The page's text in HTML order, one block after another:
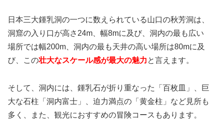
日本三大鍾乳洞の一つに数えられている山口の秋芳洞は、
洞窟の入り口が高さ24m、幅8mに及び、洞内の最も広い
場所では幅200m、洞内の最も天井の高い場所は80mに及
び、この壮大なスケール感が最大の魅力と言えます。
そして、洞内には、鍾乳石が折り重なった「百枚皿」、巨
大な石柱「洞内富士」、迫力満点の「黄金柱」など見所も
多く、また、観光におすすめの冒険コースもあります。